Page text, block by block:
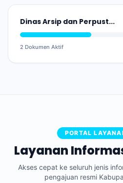
Dinas Arsip dan Perpustakaan Daerah
2 Dokumen Aktif
PORTAL
Layanan
Akses cepat ke seluruh jenis
pengajuan resmi